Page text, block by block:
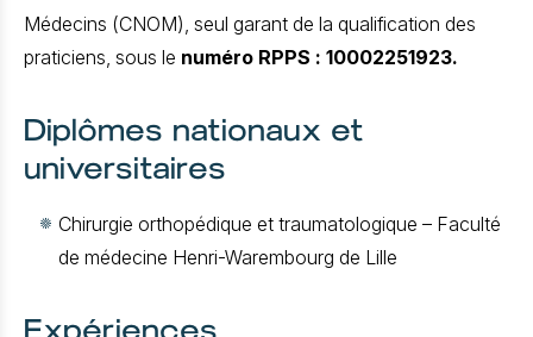
Médecins (CNOM), seul garant de la qualification des
praticiens, sous le numéro RPPS : 10002251923.
Diplômes nationaux et
universitaires
Chirurgie orthopédique et traumatologique – Faculté
de médecine Henri-Warembourg de Lille